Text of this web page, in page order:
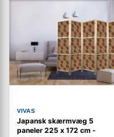
VIVAS
Japansk skærmvæg 5
paneler 225 x 172 cm -